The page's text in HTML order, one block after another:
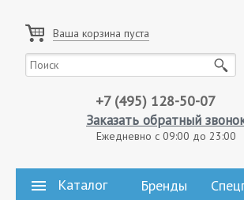
Ваша корзина пуста
+7 (495) 128-50-07
Заказать обратный
Ежедневно с 09:00 до 23:00
Каталог Бренды